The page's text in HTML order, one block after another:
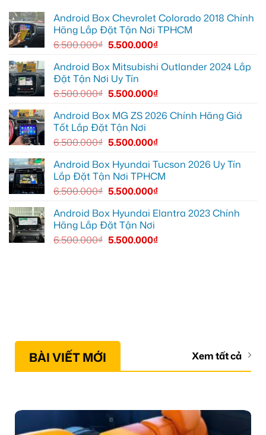
xem
YouTube
dẫn
đường
tại
Quận
nâng
trải
nghiệm
lái
Android
box
Geely
EX2
Hóc
Môn
để
mái
hơn
Android Box Chevrolet Colorado 2018 Chính
Hãng Lắp Đặt Tận Nơi TPHCM
6.500.000₫ 5.500.000₫
Android Box Mitsubishi Outlander 2024 Lắp
Đặt Tận Nơi Uy Tín
6.500.000₫ 5.500.000₫
Android Box MG ZS 2026 Chính Hãng Giá
Tốt Lắp Đặt Tận Nơi
6.500.000₫ 5.500.000₫
Android Box Hyundai Tucson 2026 Uy Tín
Lắp Đặt Tận Nơi TPHCM
6.500.000₫ 5.500.000₫
Android Box Hyundai Elantra 2023 Chính
Hãng Lắp Đặt Tận Nơi
6.500.000₫ 5.500.000₫
BÀI VIẾT MỚI Xem tất cả